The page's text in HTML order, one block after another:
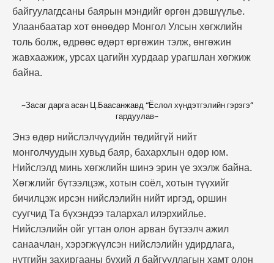
байгуулагдсаны баярын мэндийг өргөн дэвшүүлье.
Улаанбаатар хот өнөөдөр Монгол Улсын хөгжлийн
толь болж, өдрөөс өдөрт өргөжин тэлж, өнгөжин
жавхаажиж, урсах цагийн хурдаар урагшлан хөгжиж
байна.
~Засаг дарга асан Ц.Баасанжавд “Ёслол хүндэтгэлийн гэрэгэ”
гардуулав~
Энэ өдөр нийслэлчүүдийн төдийгүй нийт
монголчуудын хувьд баяр, бахархлын өдөр юм.
Нийслэлд минь хөгжлийн шинэ эрин үе эхэлж байна.
Хөгжлийг бүтээлцэж, хотын соёл, хотын түүхийг
бичилцэж ирсэн нийслэлийн нийт иргэд, оршин
суугчид Та бүхэндээ талархал илэрхийлье.
Нийслэлийн ойг угтан олон арван бүтээлч ажил
санаачлан, хэрэгжүүлсэн нийслэлийн удирдлага,
нутгийн захиргааны бүхий л байгууллагын хамт олон